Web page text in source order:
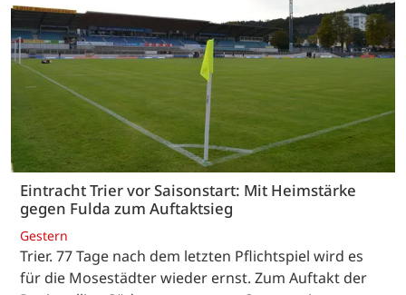
Eintracht Trier vor Saisonstart: Mit Heimstärke
gegen Fulda zum Auftaktsieg
Gestern
Trier. 77 Tage nach dem letzten Pflichtspiel wird es
für die Mosestädter wieder ernst. Zum Auftakt der